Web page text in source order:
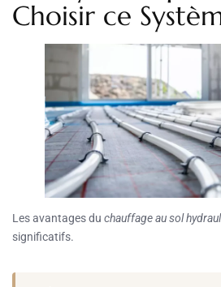
Choisir ce
Les avantages du chauffage au sol
significatifs.